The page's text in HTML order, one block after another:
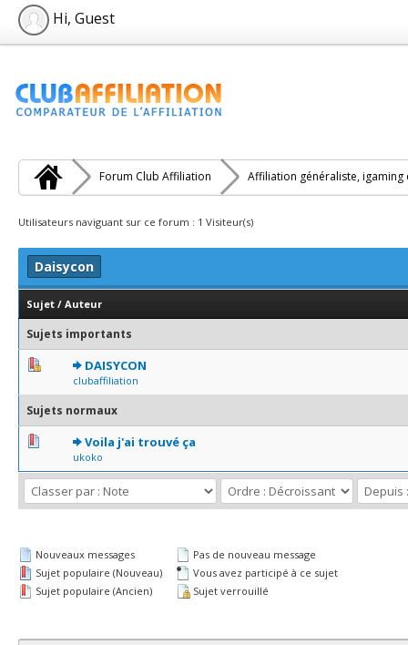
Hi, Guest
Forum Club Affiliation Affiliation généraliste, igaming
Utilisateurs naviguant sur ce forum : 1 Visiteur(s)
Daisycon
Sujet / Auteur
Sujets importants
DAISYCON
clubaffiliation
1 Votes - 4 sur 5 en moyenne
Sujets normaux
Voila j'ai trouvé ça
ukoko
0 Votes - 0 sur 5 en moyenne
12 34
Nouveaux messages
Sujet populaire (Nouveau)
Sujet populaire (Ancien)
Pas de nouveau message
Vous avez participé à ce sujet
Sujet verrouillé